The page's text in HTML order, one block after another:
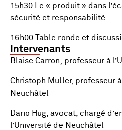
15h30 Le « produit » dans
sécurité et responsabilité
16h00 Table ronde et
Intervenants
Blaise Carron, professeur à
Christoph Müller, professeur
Neuchâtel
Dario Hug, avocat, chargé
l’Université de Neuchâtel